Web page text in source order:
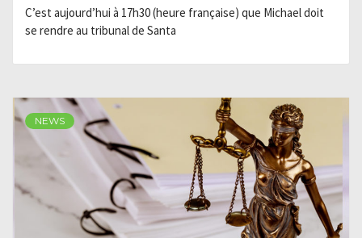
C’est aujourd’hui à 17h30 (heure française) que Michael doit
se rendre au tribunal de Santa
NEWS